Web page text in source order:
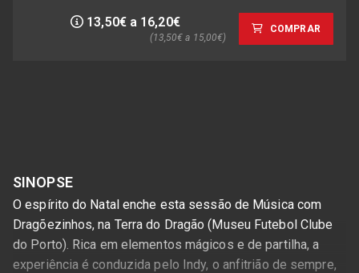
13,50€ a 16,20€
(13,50€ a 15,00€)
COMPRAR
SINOPSE
O espírito do Natal enche esta sessão de Música com
Dragõezinhos, na Terra do Dragão (Museu Futebol Clube
do Porto). Rica em elementos mágicos e de partilha, a
experiência é conduzida pelo Indy, o anfitrião de sempre,